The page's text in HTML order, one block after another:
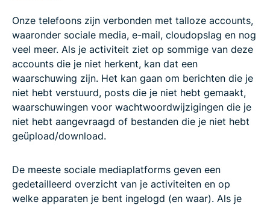
Onze telefoons zijn verbonden met talloze accounts,
waaronder sociale media, e-mail, cloudopslag en nog
veel meer. Als je activiteit ziet op sommige van deze
accounts die je niet herkent, kan dat een
waarschuwing zijn. Het kan gaan om berichten die je
niet hebt verstuurd, posts die je niet hebt gemaakt,
waarschuwingen voor wachtwoordwijzigingen die je
niet hebt aangevraagd of bestanden die je niet hebt
geüpload/download.
De meeste sociale mediaplatforms geven een
gedetailleerd overzicht van je activiteiten en op
welke apparaten je bent ingelogd (en waar). Als je